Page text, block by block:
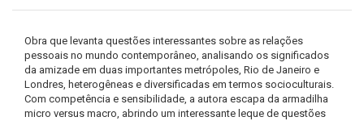
Obra que levanta questões interessantes sobre as relações
pessoais no mundo contemporâneo, analisando os significados
da amizade em duas importantes metrópoles, Rio de Janeiro e
Londres, heterogêneas e diversificadas em termos socioculturais.
Com competência e sensibilidade, a autora escapa da armadilha
micro versus macro, abrindo um interessante leque de questões